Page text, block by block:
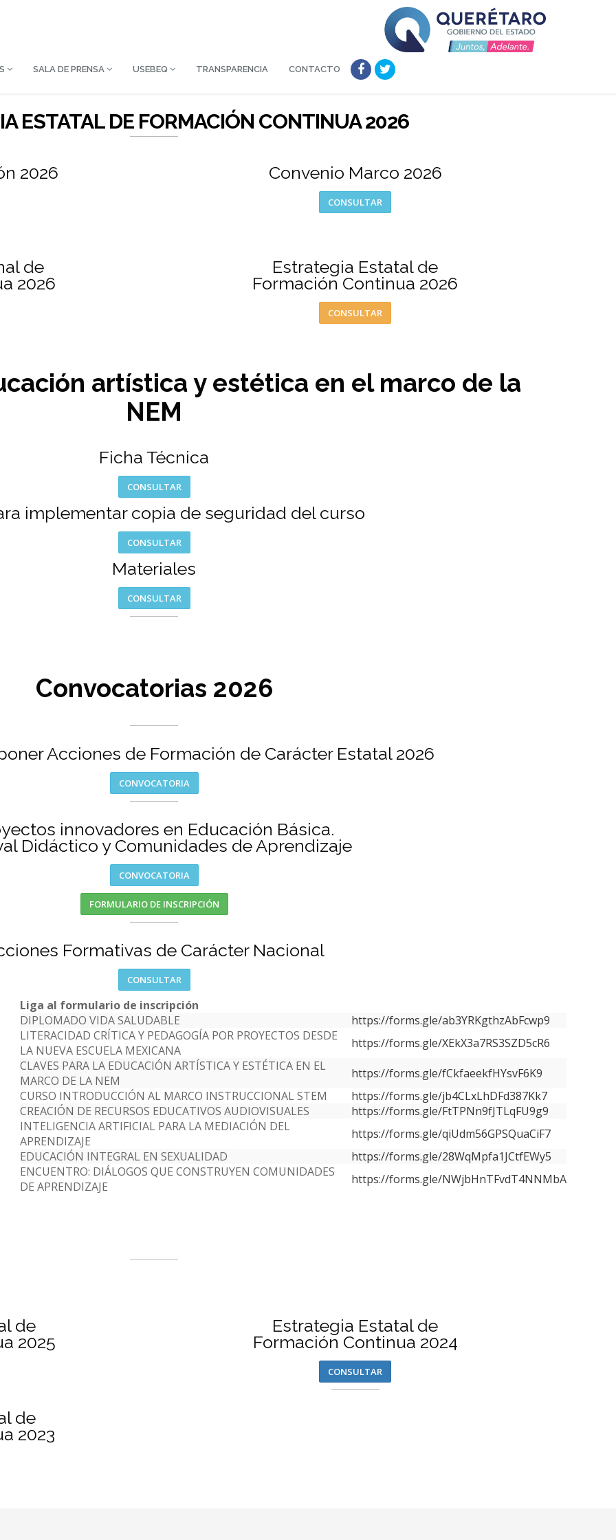
SALA DE PRENSA USEBEQ TRANSPARENCIA CONTACTO
ESTATAL DE FORMACIÓN CONTINUA 2026
2026 Convenio Marco 2026
CONSULTAR
de
2026
Estrategia Estatal de
Formación Continua 2026
CONSULTAR
artística y estética en el marco de la
NEM
Ficha Técnica
CONSULTAR
implementar copia de seguridad del curso
CONSULTAR
Materiales
CONSULTAR
Convocatorias 2026
Acciones de Formación de Carácter Estatal 2026
CONVOCATORIA
innovadores en Educación Básica.
Didáctico y Comunidades de Aprendizaje
CONVOCATORIA
FORMULARIO DE INSCRIPCIÓN
Formativas de Carácter Nacional
CONSULTAR
Liga al formulario de inscripción
DIPLOMADO VIDA SALUDABLE
https://forms.gle/ab3YRKgthzAbFcwp9
LITERACIDAD CRÍTICA Y PEDAGOGÍA POR PROYECTOS DESDE
LA NUEVA ESCUELA MEXICANA
https://forms.gle/XEkX3a7RS3SZD5cR6
CLAVES PARA LA EDUCACIÓN ARTÍSTICA Y ESTÉTICA EN EL
MARCO DE LA NEM
https://forms.gle/fCkfaeekfHYsvF6K9
CURSO INTRODUCCIÓN AL MARCO INSTRUCCIONAL STEM
https://forms.gle/jb4CLxLhDFd387Kk7
CREACIÓN DE RECURSOS EDUCATIVOS AUDIOVISUALES
https://forms.gle/FtTPNn9fJTLqFU9g9
INTELIGENCIA ARTIFICIAL PARA LA MEDIACIÓN DEL
APRENDIZAJE
https://forms.gle/qiUdm56GPSQuaCiF7
EDUCACIÓN INTEGRAL EN SEXUALIDAD
https://forms.gle/28WqMpfa1JCtfEWy5
ENCUENTRO: DIÁLOGOS QUE CONSTRUYEN COMUNIDADES
DE APRENDIZAJE
https://forms.gle/NWjbHnTFvdT4NNMbA
de
2025
Estrategia Estatal de
Formación Continua 2024
CONSULTAR
de
2023